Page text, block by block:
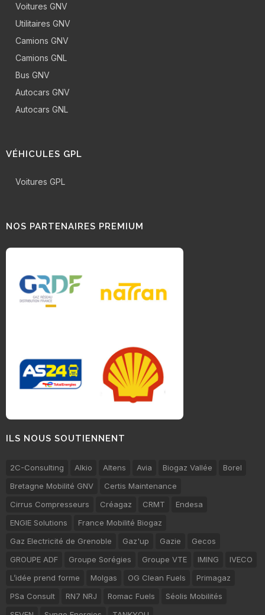
Voitures GNV
Utilitaires GNV
Camions GNV
Camions GNL
Bus GNV
Autocars GNV
Autocars GNL
VÉHICULES GPL
Voitures GPL
NOS PARTENAIRES PREMIUM
ILS NOUS SOUTIENNENT
2C-Consulting Alkio Altens Avia Biogaz Vallée
Borel
Bretagne Mobilité GNV
Certis Maintenance
Cirrus Compresseurs
Créagaz CRMT
Endesa
ENGIE Solutions
France Mobilité Biogaz
Gaz Electricité de Grenoble
Gaz'up Gazie
Gecos
GROUPE ADF
Groupe Sorégies Groupe VTE IMING
IVECO
L’idée prend forme
Molgas OG Clean Fuels
Primagaz
PSa Consult
RN7 NRJ Romac Fuels
Séolis Mobilités